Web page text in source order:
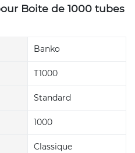
Boite de 1000 tubes
Banko
T1000
Standard
1000
Classique